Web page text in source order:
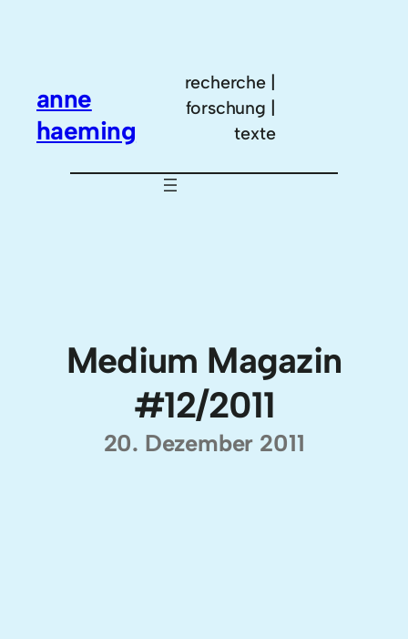
anne
haeming
recherche |
forschung |
texte
Medium Magazin
#12/2011
20. Dezember 2011